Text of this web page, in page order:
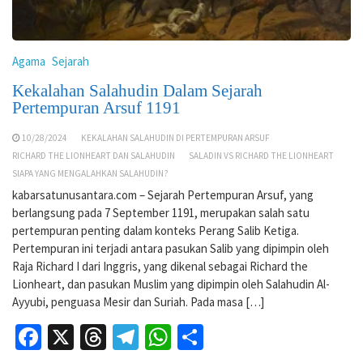
Agama Sejarah
Kekalahan Salahudin Dalam Sejarah
Pertempuran Arsuf 1191
10/28/2024
KEKALAHAN SALAHUDIN DI PERTEMPURAN ARSUF
RICHARD THE LIONHEART DAN SALAHUDIN
SALADIN VS RICHARD THE LIONHEART
SIAPA YANG MENGALAHKAN SALAHUDIN?
kabarsatunusantara.com – Sejarah Pertempuran Arsuf, yang
berlangsung pada 7 September 1191, merupakan salah satu
pertempuran penting dalam konteks Perang Salib Ketiga.
Pertempuran ini terjadi antara pasukan Salib yang dipimpin oleh
Raja Richard I dari Inggris, yang dikenal sebagai Richard the
Lionheart, dan pasukan Muslim yang dipimpin oleh Salahudin Al-
Ayyubi, penguasa Mesir dan Suriah. Pada masa […]
Facebook
X Threads
Telegram
WhatsApp